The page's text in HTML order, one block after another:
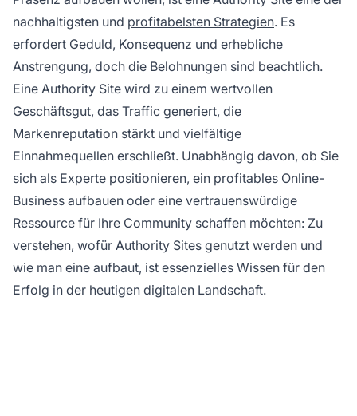
nachhaltigsten und profitabelsten Strategien. Es
erfordert Geduld, Konsequenz und erhebliche
Anstrengung, doch die Belohnungen sind beachtlich.
Eine Authority Site wird zu einem wertvollen
Geschäftsgut, das Traffic generiert, die
Markenreputation stärkt und vielfältige
Einnahmequellen erschließt. Unabhängig davon, ob Sie
sich als Experte positionieren, ein profitables Online-
Business aufbauen oder eine vertrauenswürdige
Ressource für Ihre Community schaffen möchten: Zu
verstehen, wofür Authority Sites genutzt werden und
wie man eine aufbaut, ist essenzielles Wissen für den
Erfolg in der heutigen digitalen Landschaft.